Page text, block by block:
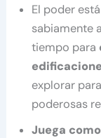
El poder
sabiamente
tiempo para
explorar
poderosas
Juega